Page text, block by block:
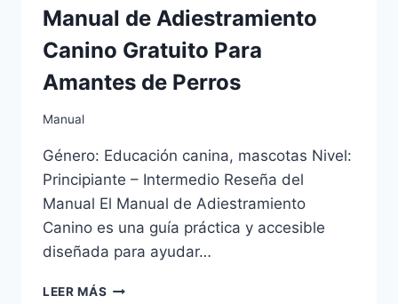
LOVECRAFT
Manual de Adiestramiento
Canino Gratuito Para
Amantes de Perros
Manual
Género: Educación canina, mascotas Nivel:
Principiante – Intermedio Reseña del
Manual El Manual de Adiestramiento
Canino es una guía práctica y accesible
diseñada para ayudar…
LEER MÁS MANUAL